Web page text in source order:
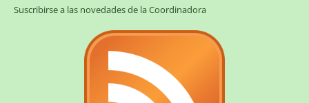
Suscribirse a las novedades de la Coordinadora